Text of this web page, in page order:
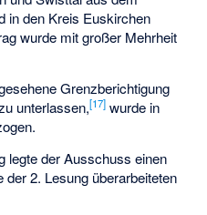
in den Kreis Euskirchen
wurde mit großer Mehrheit
Grenzberichtigung
unterlassen,[17] wurde in
legte der Ausschuss einen
2. Lesung überarbeiteten